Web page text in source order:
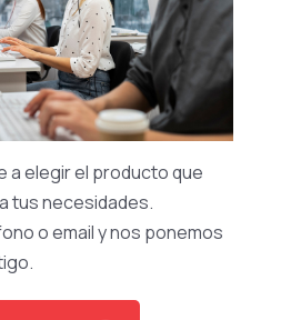
a elegir el producto que
tus necesidades.
o email y nos ponemos